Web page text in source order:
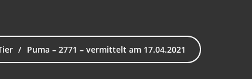
Puma – 2771 – vermittelt am 17.04.2021